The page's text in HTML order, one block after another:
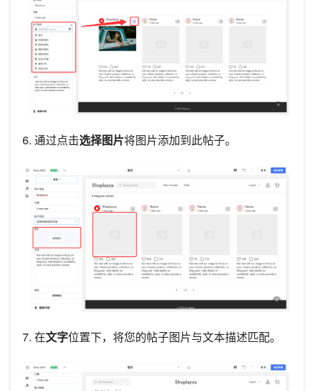
6. 通过点击选择图片将图片添加到此帖子。
7. 在文字位置下，将您的帖子图片与文本描述匹配。